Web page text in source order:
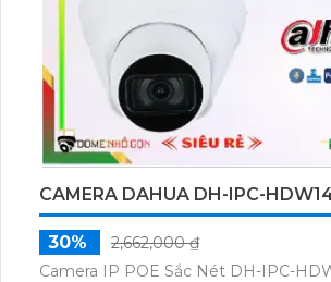
CAMERA DAHUA DH-IPC-
30%
2,662,000 ₫
Camera IP POE Sắc Nét DH-IPC-